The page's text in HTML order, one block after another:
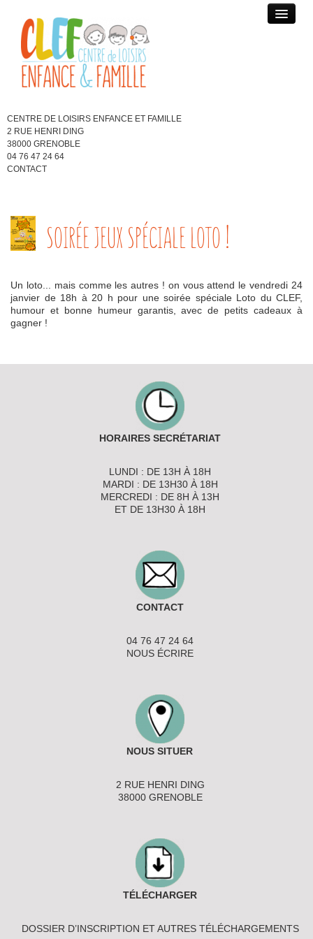
CENTRE DE LOISIRS ENFANCE ET FAMILLE
2 RUE HENRI DING
38000 GRENOBLE
04 76 47 24 64
CONTACT
MERCREDIS / ACTIVITÉS SPÉCIALISÉES
BLOG DES ENFANTS
SOIRÉE JEUX SPÉCIALE LOTO !
Un loto... mais comme les autres ! on vous attend le vendredi 24
janvier de 18h à 20 h pour une soirée spéciale Loto du CLEF,
humour et bonne humeur garantis, avec de petits cadeaux à
gagner !
HORAIRES SECRÉTARIAT
LUNDI : DE 13H À 18H
MARDI : DE 13H30 À 18H
MERCREDI : DE 8H À 13H
ET DE 13H30 À 18H
CONTACT
04 76 47 24 64
NOUS ÉCRIRE
NOUS SITUER
2 RUE HENRI DING
38000 GRENOBLE
TÉLÉCHARGER
DOSSIER D’INSCRIPTION ET AUTRES TÉLÉCHARGEMENTS